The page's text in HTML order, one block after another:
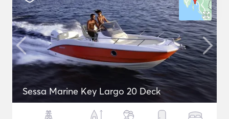
Sessa Marine Key Largo 20 Deck